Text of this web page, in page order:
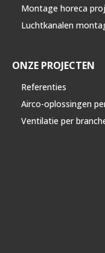
Montage horeca
Luchtkanalen
ONZE PROJECTEN
Referenties
Airco-oplossingen
Ventilatie per